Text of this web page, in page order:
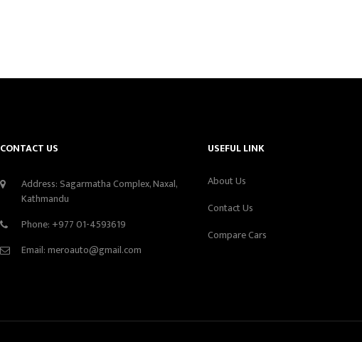
CONTACT US
Address: Sagarmatha Complex, Naxal,
Kathmandu
Phone: +977 01-4593619
Email:meroauto@gmail.com
USEFUL LINK
About Us
Contact Us
Compare Cars